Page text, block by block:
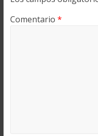
Comentario *